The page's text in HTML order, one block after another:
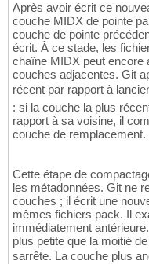
Après avoir écrit ce
couche MIDX de pointe
couche de pointe
écrit. À ce stade, les
chaîne MIDX peut encore
couches adjacentes. Git
récent par rapport à
: si la couche la plus
rapport à sa voisine, il
couche de remplacement.
Cette étape de
les métadonnées. Git ne
couches ; il écrit une
mêmes fichiers pack. Il
immédiatement
plus petite que la moitié
sarrête. La couche plus